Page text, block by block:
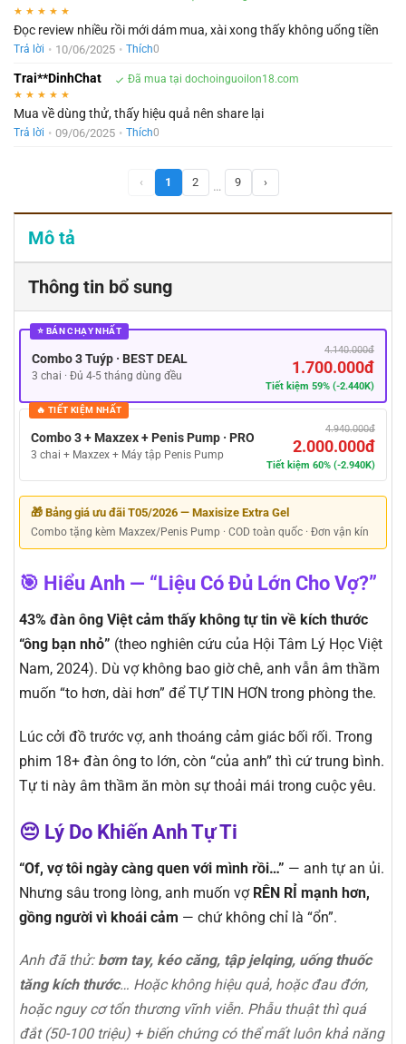
★ ★ ★ ★ ★
Đọc review nhiều rồi mới dám mua, xài xong thấy không uổng tiền
Trả lời • 10/06/2025 • Thích0
Trai**DinhChat Đã mua tại dochoinguoilon18.com
★ ★ ★ ★ ★
Mua về dùng thử, thấy hiệu quả nên share lại
Trả lời • 09/06/2025 • Thích0
‹ 1 2 … 9 ›
Mô tả
Thông tin bổ sung
⭐ BÁN CHẠY NHẤT
Combo 3 Tuýp · BEST DEAL
3 chai · Đủ 4-5 tháng dùng đều
4.140.000đ
1.700.000đ
Tiết kiệm 59% (-2.440K)
🔥 TIẾT KIỆM NHẤT
Combo 3 + Maxzex + Penis Pump · PRO
3 chai + Maxzex + Máy tập Penis Pump
4.940.000đ
2.000.000đ
Tiết kiệm 60% (-2.940K)
🎁 Bảng giá ưu đãi T05/2026 — Maxisize Extra Gel
Combo tặng kèm Maxzex/Penis Pump · COD toàn quốc · Đơn vận kín
🎯 Hiểu Anh — “Liệu Có Đủ Lớn Cho Vợ?”
43% đàn ông Việt cảm thấy không tự tin về kích thước
“ông bạn nhỏ” (theo nghiên cứu của Hội Tâm Lý Học Việt
Nam, 2024). Dù vợ không bao giờ chê, anh vẫn âm thầm
muốn “to hơn, dài hơn” để TỰ TIN HƠN trong phòng the.
Lúc cởi đồ trước vợ, anh thoáng cảm giác bối rối. Trong
phim 18+ đàn ông to lớn, còn “của anh” thì cứ trung bình.
Tự ti này âm thầm ăn mòn sự thoải mái trong cuộc yêu.
😔 Lý Do Khiến Anh Tự Ti
“Of, vợ tôi ngày càng quen với mình rồi…” — anh tự an ủi.
Nhưng sâu trong lòng, anh muốn vợ RÊN RỈ mạnh hơn,
gồng người vì khoái cảm — chứ không chỉ là “ổn”.
Anh đã thử: bơm tay, kéo căng, tập jelqing, uống thuốc
tăng kích thước… Hoặc không hiệu quả, hoặc đau đớn,
hoặc nguy cơ tổn thương vĩnh viễn. Phẫu thuật thì quá
đắt (50-100 triệu) + biến chứng có thể mất luôn khả năng